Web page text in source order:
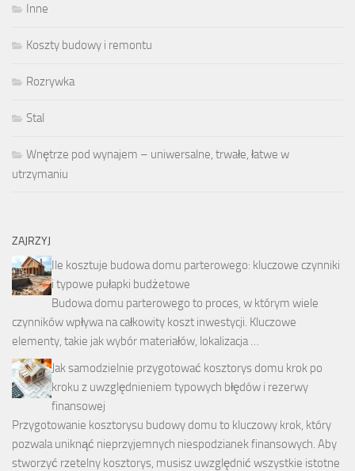
Inne
Koszty budowy i remontu
Rozrywka
Stal
Wnętrze pod wynajem – uniwersalne, trwałe, łatwe w
utrzymaniu
ZAJRZYJ
Ile kosztuje budowa domu parterowego: kluczowe czynniki
i typowe pułapki budżetowe
Budowa domu parterowego to proces, w którym wiele
czynników wpływa na całkowity koszt inwestycji. Kluczowe
elementy, takie jak wybór materiałów, lokalizacja …
Jak samodzielnie przygotować kosztorys domu krok po
kroku z uwzględnieniem typowych błędów i rezerwy
finansowej
Przygotowanie kosztorysu budowy domu to kluczowy krok, który
pozwala uniknąć nieprzyjemnych niespodzianek finansowych. Aby
stworzyć rzetelny kosztorys, musisz uwzględnić wszystkie istotne